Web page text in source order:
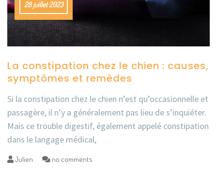
28 juillet 2023
La constipation chez le chien : causes,
symptômes et remèdes
Si la constipation chez le chien n’est qu’occasionnelle et
passagère, il n’y a généralement pas lieu de s’inquiéter.
Mais ce trouble digestif, également appelé constipation
dans le langage médical,
Julien no comments